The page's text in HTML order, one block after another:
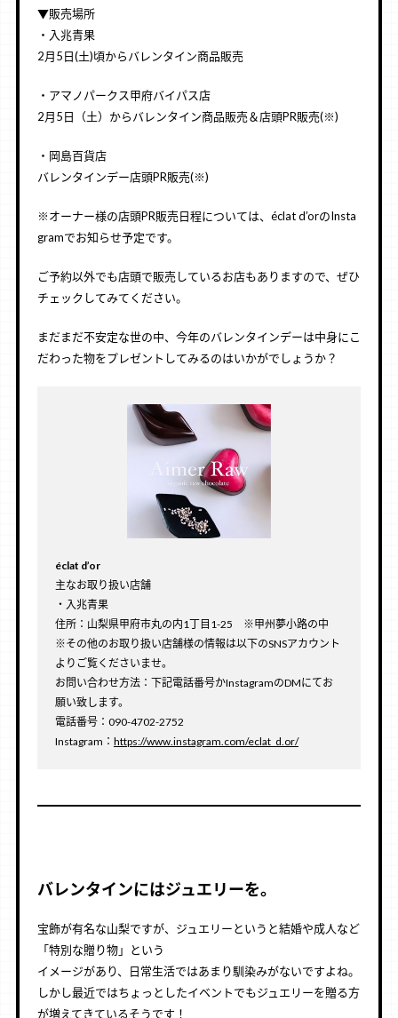
▼販売場所
・入兆青果
2月5日(土)頃からバレンタイン商品販売
・アマノパークス甲府バイパス店
2月5日（土）からバレンタイン商品販売＆店頭PR販売(※)
・岡島百貨店
バレンタインデー店頭PR販売(※)
※オーナー様の店頭PR販売日程については、éclat d’orのInsta
gramでお知らせ予定です。
ご予約以外でも店頭で販売しているお店もありますので、ぜひ
チェックしてみてください。
まだまだ不安定な世の中、今年のバレンタインデーは中身にこ
だわった物をプレゼントしてみるのはいかがでしょうか？
éclat d’or
主なお取り扱い店舗
・入兆青果
住所：山梨県甲府市丸の内1丁目1-25 ※甲州夢小路の中
※その他のお取り扱い店舗様の情報は以下のSNSアカウント
よりご覧くださいませ。
お問い合わせ方法：下記電話番号かInstagramのDMにてお
願い致します。
電話番号：090-4702-2752
Instagram： https://www.instagram.com/eclat_d.or/
バレンタインにはジュエリーを。
宝飾が有名な山梨ですが、ジュエリーというと結婚や成人など
「特別な贈り物」という
イメージがあり、日常生活ではあまり馴染みがないですよね。
しかし最近ではちょっとしたイベントでもジュエリーを贈る方
が増えてきているそうです！